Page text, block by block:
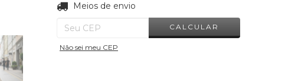
Entregas para o CEP:
Meios de envio
CALCULAR
Não sei meu CEP